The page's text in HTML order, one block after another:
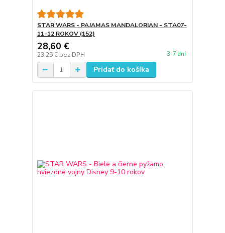
STAR WARS - PAJAMAS MANDALORIAN - STA07-
11-12 ROKOV (152)
28,60 €
23,25 € bez DPH 3-7 dní
Pridať do košíka